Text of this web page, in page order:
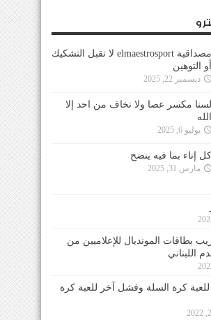
مصداقية elmaestrosport لا تقبل التشكيك
أو التوهين
ديسمبر 22, 2025
لسنا مكسر عصا ولا نخاف من احد إلا
الله
يوليو 6, 2025
كل إناء بما فيه ينضح
مارس 31, 2025
بطاقات المونديال للإعلاميين من
اللبناني
للعبة كرة السلة وفشل آخر للعبة كرة